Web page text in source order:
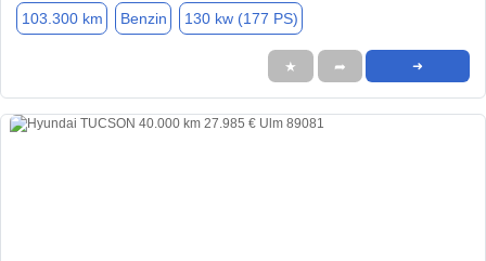
103.300 km Benzin 130 kw (177 PS)
★ ➦ ➜